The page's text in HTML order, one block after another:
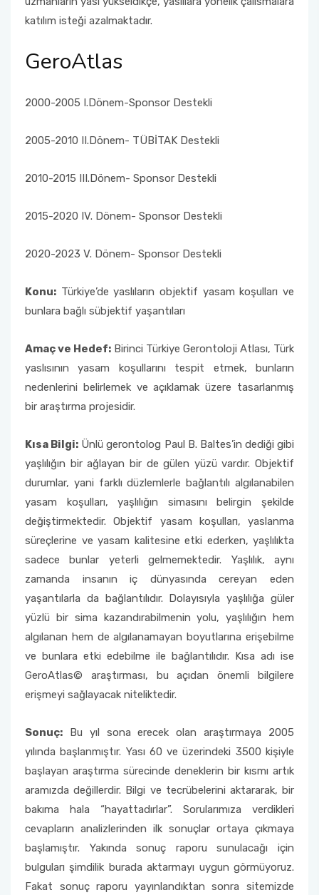
katılım isteği azalmaktadır.
GeroAtlas
2000-2005 I.Dönem-Sponsor Destekli
2005-2010 II.Dönem- TÜBİTAK Destekli
2010-2015 III.Dönem- Sponsor Destekli
2015-2020 IV. Dönem- Sponsor Destekli
2020-2023 V. Dönem- Sponsor Destekli
Konu: Türkiye’de yaslıların objektif yasam koşulları ve
bunlara bağlı sübjektif yaşantıları
Amaç ve Hedef: Birinci Türkiye Gerontoloji Atlası, Türk
yaslısının yasam koşullarını tespit etmek, bunların
nedenlerini belirlemek ve açıklamak üzere tasarlanmış
bir araştırma projesidir.
Kısa Bilgi: Ünlü gerontolog Paul B. Baltes’in dediği gibi
yaşlılığın bir ağlayan bir de gülen yüzü vardır. Objektif
durumlar, yani farklı düzlemlerle bağlantılı algılanabilen
yasam koşulları, yaşlılığın simasını belirgin şekilde
değiştirmektedir. Objektif yasam koşulları, yaslanma
süreçlerine ve yasam kalitesine etki ederken, yaşlılıkta
sadece bunlar yeterli gelmemektedir. Yaşlılık, aynı
zamanda insanın iç dünyasında cereyan eden
yaşantılarla da bağlantılıdır. Dolayısıyla yaşlılığa güler
yüzlü bir sima kazandırabilmenin yolu, yaşlılığın hem
algılanan hem de algılanamayan boyutlarına erişebilme
ve bunlara etki edebilme ile bağlantılıdır. Kısa adı ise
GeroAtlas© araştırması, bu açıdan önemli bilgilere
erişmeyi sağlayacak niteliktedir.
Sonuç: Bu yıl sona erecek olan araştırmaya 2005
yılında başlanmıştır. Yası 60 ve üzerindeki 3500 kişiyle
başlayan araştırma sürecinde deneklerin bir kısmı artık
aramızda değillerdir. Bilgi ve tecrübelerini aktararak, bir
bakıma hala “hayattadırlar”. Sorularımıza verdikleri
cevapların analizlerinden ilk sonuçlar ortaya çıkmaya
başlamıştır. Yakında sonuç raporu sunulacağı için
bulguları şimdilik burada aktarmayı uygun görmüyoruz.
Fakat sonuç raporu yayınlandıktan sonra sitemizde